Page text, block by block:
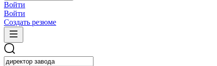
Войти
Войти
Создать резюме